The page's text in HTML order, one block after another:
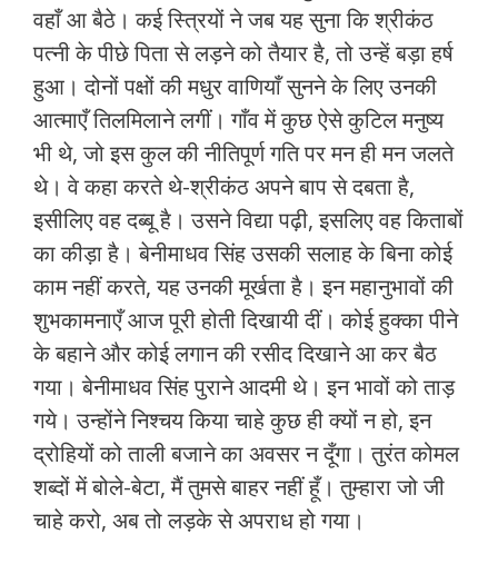
वहाँ आ बैठे। कई स्त्रियों ने जब यह सुना कि श्रीकंठ
पत्नी के पीछे पिता से लड़ने को तैयार है, तो उन्हें बड़ा हर्ष
हुआ। दोनों पक्षों की मधुर वाणियाँ सुनने के लिए उनकी
आत्माएँ तिलमिलाने लगीं। गाँव में कुछ ऐसे कुटिल मनुष्य
भी थे, जो इस कुल की नीतिपूर्ण गति पर मन ही मन जलते
थे। वे कहा करते थे-श्रीकंठ अपने बाप से दबता है,
इसीलिए वह दब्बू है। उसने विद्या पढ़ी, इसलिए वह किताबों
का कीड़ा है। बेनीमाधव सिंह उसकी सलाह के बिना कोई
काम नहीं करते, यह उनकी मूर्खता है। इन महानुभावों की
शुभकामनाएँ आज पूरी होती दिखायी दीं। कोई हुक्का पीने
के बहाने और कोई लगान की रसीद दिखाने आ कर बैठ
गया। बेनीमाधव सिंह पुराने आदमी थे। इन भावों को ताड़
गये। उन्होंने निश्चय किया चाहे कुछ ही क्यों न हो, इन
द्रोहियों को ताली बजाने का अवसर न दूँगा। तुरंत कोमल
शब्दों में बोले-बेटा, मैं तुमसे बाहर नहीं हूँ। तुम्हारा जो जी
चाहे करो, अब तो लड़के से अपराध हो गया।